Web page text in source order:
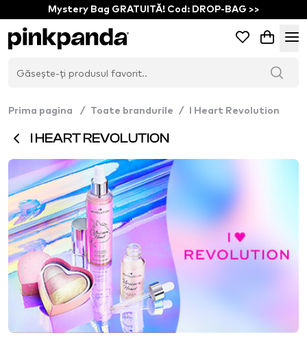
Mystery Bag GRATUITĂ! Cod: DROP-BAG >>
Prima pagina / Toate brandurile / I Heart Revolution
I HEART REVOLUTION